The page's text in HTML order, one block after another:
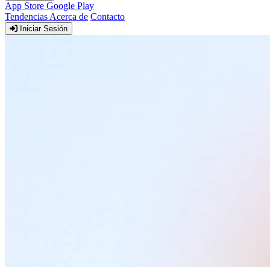
App Store Google Play
Tendencias Acerca de Contacto
Iniciar Sesión